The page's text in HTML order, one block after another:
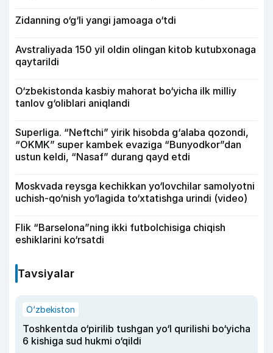
Zidanning o‘g‘li yangi jamoaga o‘tdi
Avstraliyada 150 yil oldin olingan kitob kutubxonaga
qaytarildi
O‘zbekistonda kasbiy mahorat bo‘yicha ilk milliy
tanlov g‘oliblari aniqlandi
Superliga. “Neftchi” yirik hisobda g‘alaba qozondi,
“OKMK” super kambek evaziga “Bunyodkor”dan
ustun keldi, “Nasaf” durang qayd etdi
Moskvada reysga kechikkan yo‘lovchilar samolyotni
uchish-qo‘nish yo‘lagida to‘xtatishga urindi (video)
Flik “Barselona”ning ikki futbolchisiga chiqish
eshiklarini ko‘rsatdi
Tavsiyalar
O‘zbekiston
Toshkentda o‘pirilib tushgan yo‘l qurilishi bo‘yicha
6 kishiga sud hukmi o‘qildi